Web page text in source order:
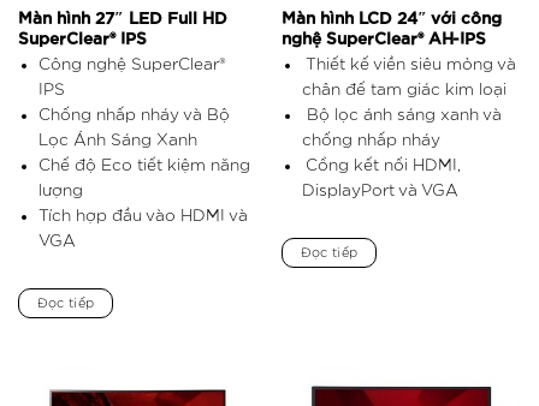
Màn hình 27″ LED Full HD
SuperClear® IPS
Công nghệ SuperClear®
IPS
Chống nhấp nháy và Bộ
Lọc Ánh Sáng Xanh
Chế độ Eco tiết kiệm năng
lượng
Tích hợp đầu vào HDMI và
VGA
Đọc tiếp
Màn hình LCD 24″ với công
nghệ SuperClear® AH-IPS
Thiết kế viền siêu mỏng và
chân đế tam giác kim loại
Bộ lọc ánh sáng xanh và
chống nhấp nháy
Cổng kết nối HDMI,
DisplayPort và VGA
Đọc tiếp